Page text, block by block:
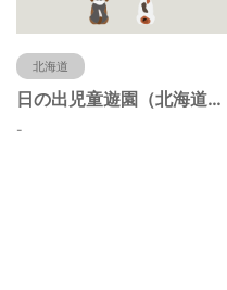
北海道
日の出児童遊園（北海道函館市）
-